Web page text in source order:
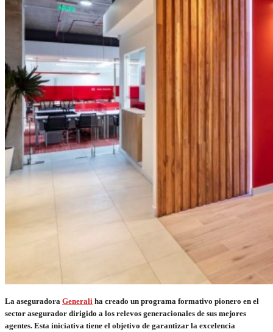
La aseguradora Generali ha creado un programa formativo pionero en el
sector asegurador dirigido a los relevos generacionales de sus mejores
agentes. Esta iniciativa tiene el objetivo de garantizar la excelencia